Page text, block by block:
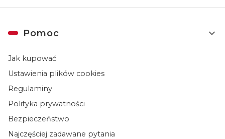
Linki w stopce
Pomoc
Jak kupować
Ustawienia plików cookies
Regulaminy
Polityka prywatności
Bezpieczeństwo
Najczęściej zadawane pytania